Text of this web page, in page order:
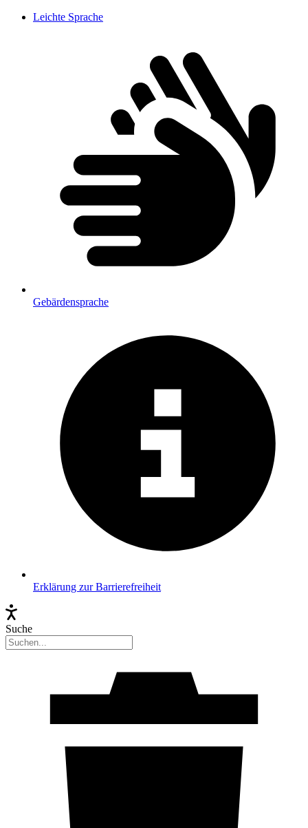
Leichte Sprache
Gebärdensprache
Erklärung zur Barrierefreiheit
Suche